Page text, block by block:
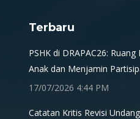
Terbaru
PSHK di DRAPAC26:
Anak dan Menjamin
17/07/2026 4:44 PM
Catatan Kritis Revisi